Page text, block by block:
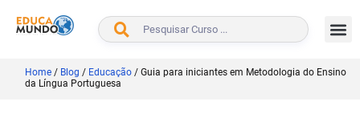
BUSCAR
Home / Blog / Educação / Guia para iniciantes em Metodologia do Ensino
da Língua Portuguesa